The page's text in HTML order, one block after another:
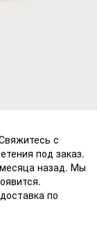
с
под заказ.
назад. Мы
по